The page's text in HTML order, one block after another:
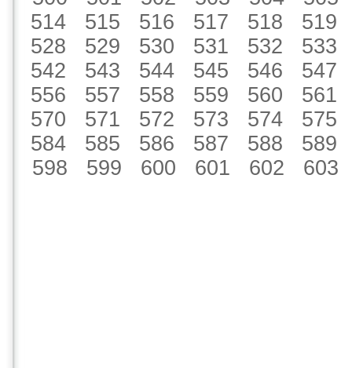
514
515 516 517 518
519
528
529 530 531 532
533
542
543 544 545 546
547
556
557 558 559 560
561
570
571 572 573 574
575
584
585 586 587 588
589
598
599 600 601 602 603